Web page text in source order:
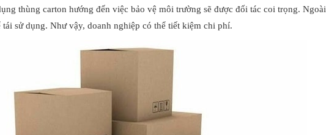
thùng carton hướng đến việc bảo vệ môi trường sẽ được đối tác coi trọng. Ngoài
sử dụng. Như vậy, doanh nghiệp có thể tiết kiệm chi phí.